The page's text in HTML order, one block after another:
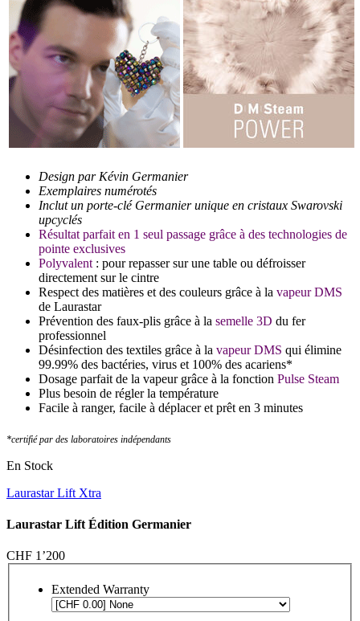
Design par Kévin Germanier
Exemplaires numérotés
Inclut un porte-clé Germanier unique en cristaux Swarovski
upcyclés
Résultat parfait en 1 seul passage grâce à des technologies de
pointe exclusives
Polyvalent : pour repasser sur une table ou défroisser
directement sur le cintre
Respect des matières et des couleurs grâce à la vapeur DMS
de Laurastar
Prévention des faux-plis grâce à la semelle 3D du fer
professionnel
Désinfection des textiles grâce à la vapeur DMS qui élimine
99.99% des bactéries, virus et 100% des acariens*
Dosage parfait de la vapeur grâce à la fonction Pulse Steam
Plus besoin de régler la température
Facile à ranger, facile à déplacer et prêt en 3 minutes
*certifié par des laboratoires indépendants
En Stock
Laurastar Lift Xtra
Laurastar Lift Édition Germanier
CHF 1’200
Extended Warranty